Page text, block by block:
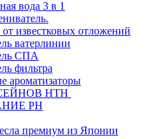
вода 3 в 1
известковых отложений
ватерлинии
СПА
фильтра
ароматизаторы
HTH
PH
премиум из Японии